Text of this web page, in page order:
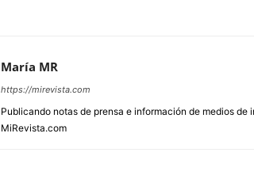
María MR
https://mirevista.com
Publicando notas de prensa e información de medios de
MiRevista.com